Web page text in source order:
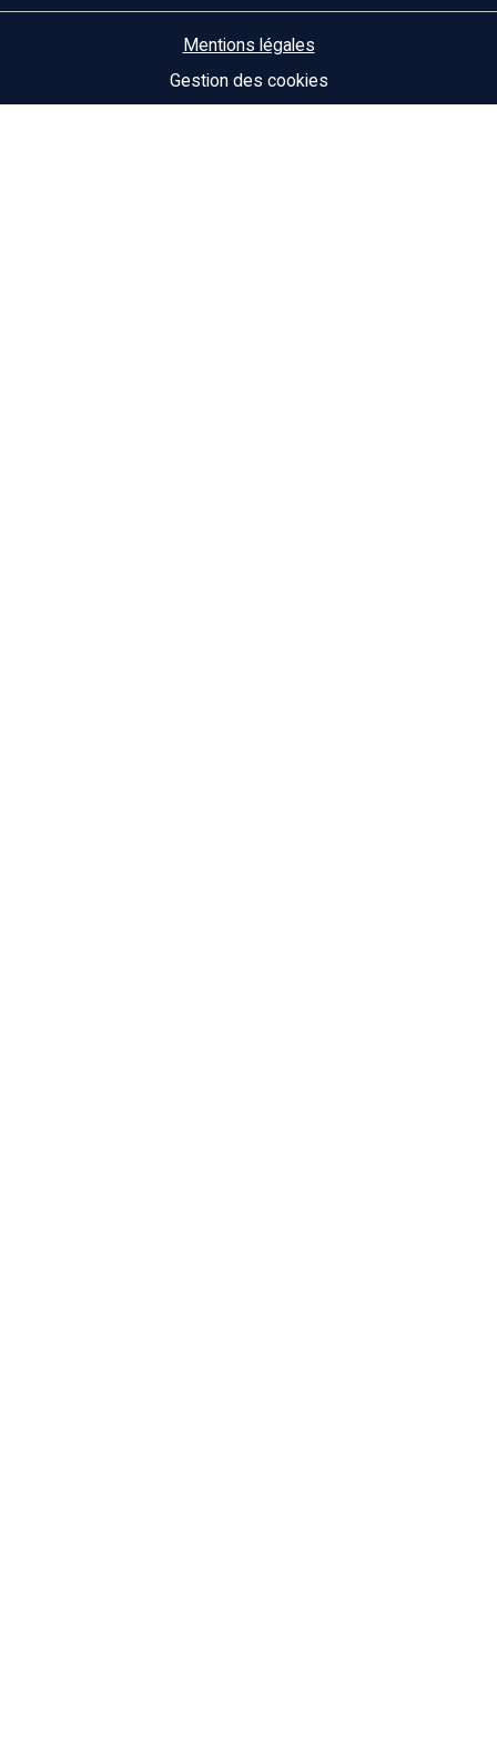
Mentions légales
Gestion des cookies